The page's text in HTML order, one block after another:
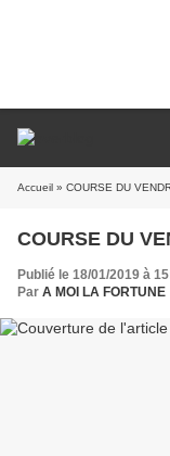
Accueil » COURSE DU
COURSE DU
Publié le 18/01/2019 à
Par A MOI LA FORTUNE